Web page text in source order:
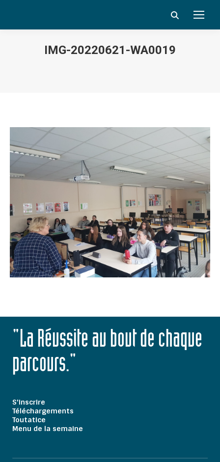
Search:
IMG-20220621-WA0019
"La Réussite au bout de chaque
parcours."
S'inscrire
Téléchargements
Toutatice
Menu de la semaine